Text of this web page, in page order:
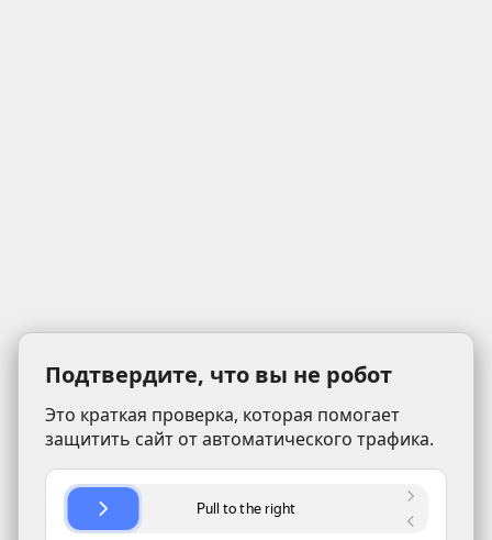
Подтвердите, что вы не робот
Это краткая проверка, которая помогает
защитить сайт от автоматического трафика.